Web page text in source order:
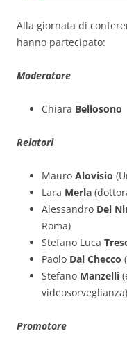
Alla giornata di
hanno partecipato:
Moderatore
Chiara Bellosono
Relatori
Mauro Alovisio
Lara Merla
Alessandro Del
Roma)
Stefano Luca
Paolo Dal Checco
Stefano Manzelli
Promotore